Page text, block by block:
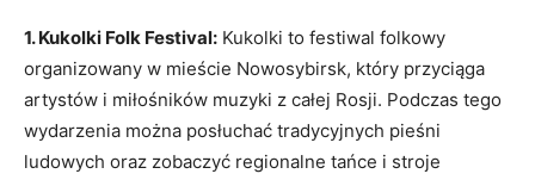
1. Kukolki Folk Festival: ​Kukolki to festiwal folkowy
‍organizowany⁤ w mieście Nowosybirsk,⁢ który przyciąga‍
artystów ⁤i miłośników ‍muzyki z całej Rosji. Podczas tego
⁤wydarzenia można ‍posłuchać tradycyjnych‌ pieśni
ludowych ‍oraz​ zobaczyć⁣ regionalne tańce i stroje‌